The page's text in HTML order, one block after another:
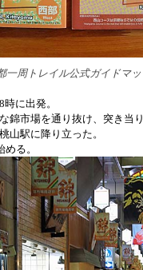
一周トレイル公式ガイドマ
に出発。
錦市場を通り抜け、突き当
山駅に降り立った。
る。